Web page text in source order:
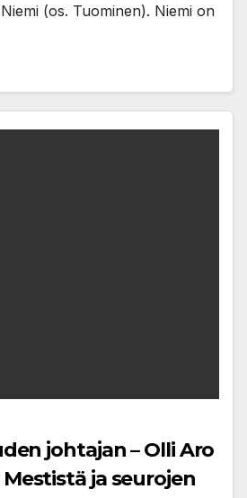
(os. Tuominen). Niemi on
johtajan – Olli Aro
ja seurojen